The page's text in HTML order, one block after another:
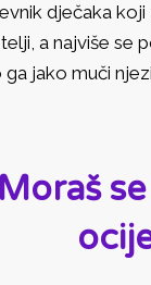
dječaka
a najviše se
ga jako muči
se